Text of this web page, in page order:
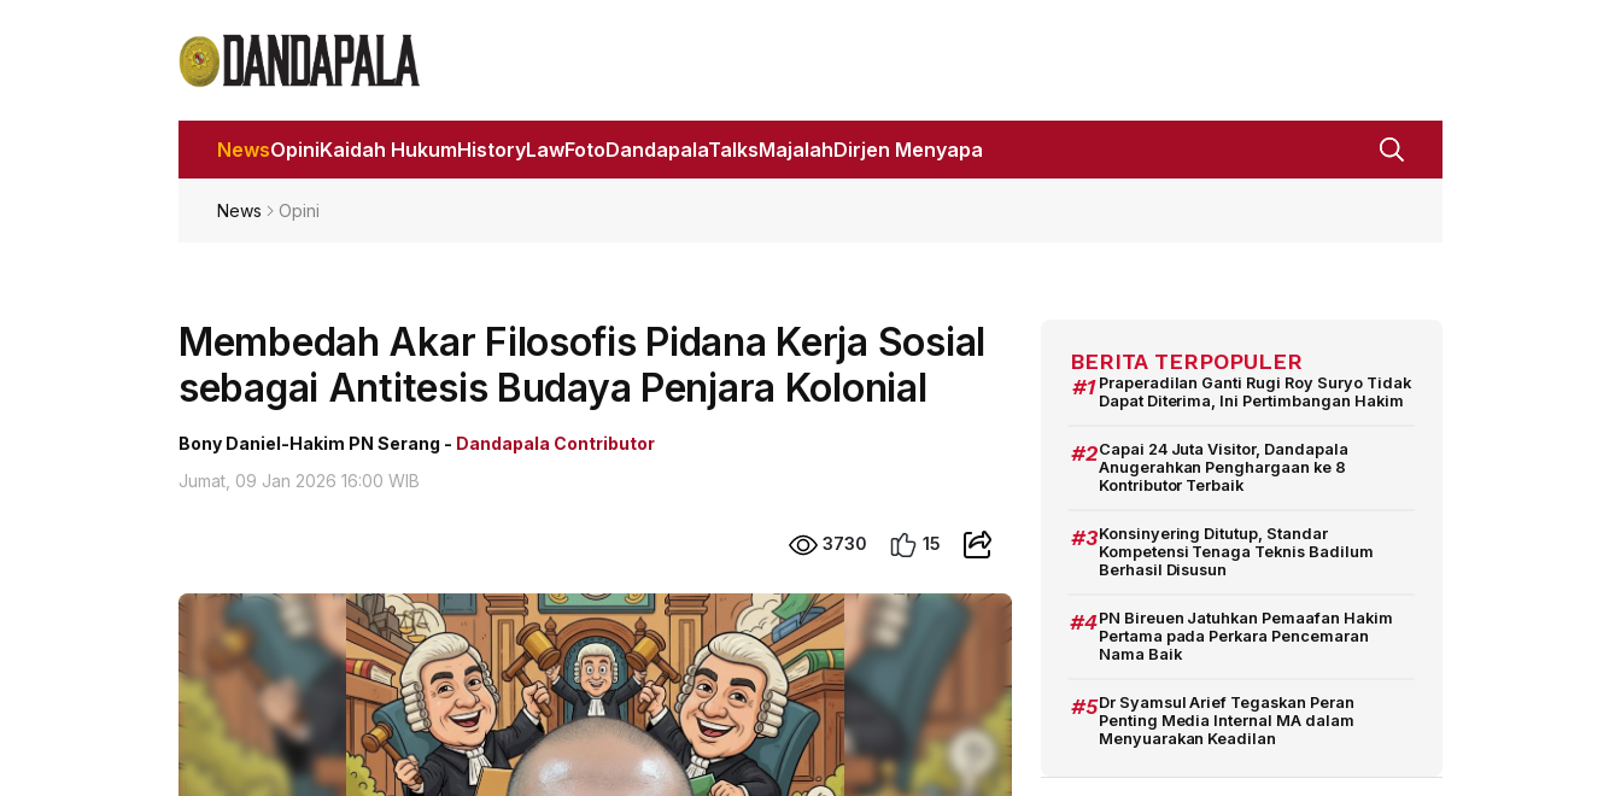
NewsOpiniKaidah HukumHistoryLawFotoDandapalaTalksMajalahDirjen Menyapa
News Opini
Membedah Akar Filosofis Pidana Kerja Sosial
sebagai Antitesis Budaya Penjara Kolonial
Bony Daniel-Hakim PN Serang - Dandapala Contributor
Jumat, 09 Jan 2026 16:00 WIB
3730 15
BERITA TERPOPULER
#1 Praperadilan Ganti Rugi Roy Suryo Tidak
Dapat Diterima, Ini Pertimbangan Hakim
#2Capai 24 Juta Visitor, Dandapala
Anugerahkan Penghargaan ke 8
Kontributor Terbaik
#3Konsinyering Ditutup, Standar
Kompetensi Tenaga Teknis Badilum
Berhasil Disusun
#4PN Bireuen Jatuhkan Pemaafan Hakim
Pertama pada Perkara Pencemaran
Nama Baik
#5Dr Syamsul Arief Tegaskan Peran
Penting Media Internal MA dalam
Menyuarakan Keadilan